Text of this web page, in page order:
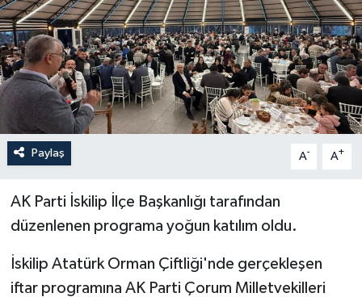
Paylaş A- A+
AK Parti İskilip İlçe Başkanlığı tarafından
düzenlenen programa yoğun katılım oldu.
İskilip Atatürk Orman Çiftliği'nde gerçekleşen
iftar programına AK Parti Çorum Milletvekilleri
EĞİTİM
İLÇELER
OTOPARK
TEKNOLOJİ
Haber Arşivi